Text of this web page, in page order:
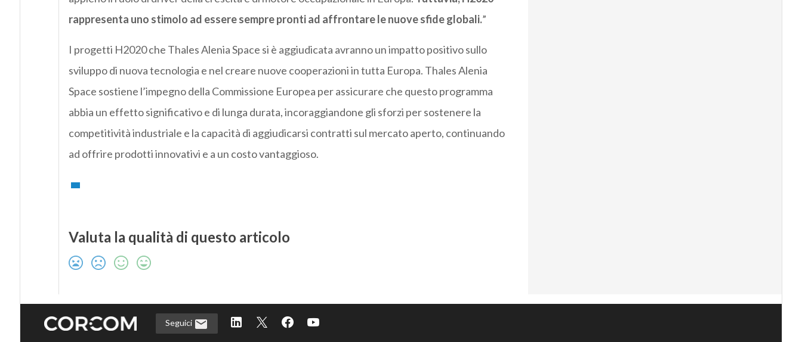
rappresenta uno stimolo ad essere sempre pronti ad affrontare le nuove sfide globali.”
I progetti H2020 che Thales Alenia Space si è aggiudicata avranno un impatto positivo sullo
sviluppo di nuova tecnologia e nel creare nuove cooperazioni in tutta Europa. Thales Alenia
Space sostiene l’impegno della Commissione Europea per assicurare che questo programma
abbia un effetto significativo e di lunga durata, incoraggiandone gli sforzi per sostenere la
competitività industriale e la capacità di aggiudicarsi contratti sul mercato aperto, continuando
ad offrire prodotti innovativi e a un costo vantaggioso.
Valuta la qualità di questo articolo
Seguici